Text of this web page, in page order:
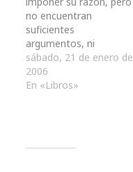
edificios desde…
no encuentran
suficientes
argumentos, ni
suficientes ideas para
explicarse, ni para
fundamentarlas, ni para
sábado, 21 de enero de
2006
En «Libros»